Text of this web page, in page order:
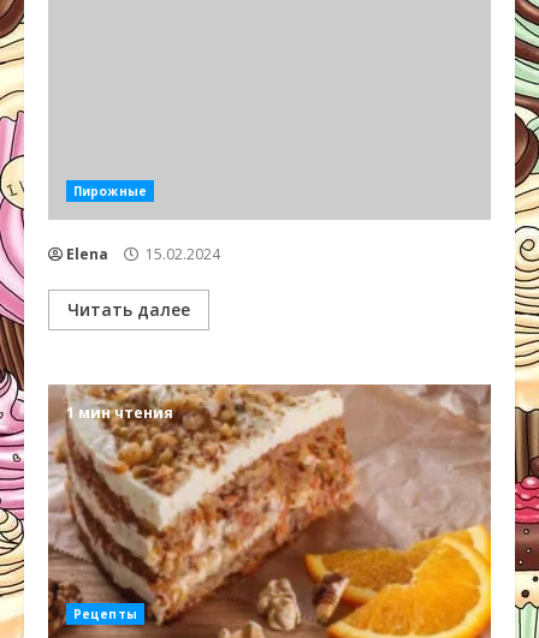
Пирожные
Elena 15.02.2024
Читать далее
1 мин чтения
Рецепты